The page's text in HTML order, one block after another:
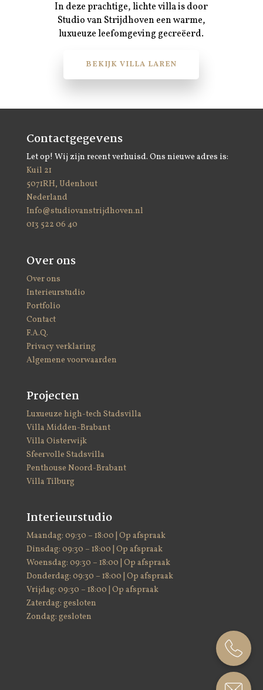
In deze prachtige, lichte villa is door
Studio van Strijdhoven een warme,
luxueuze leefomgeving gecreëerd.
BEKIJK VILLA LAREN
Contactgegevens
Let op! Wij zijn recent verhuisd. Ons nieuwe adres is:
Kuil 21
5071RH, Udenhout
Nederland
Info@studiovanstrijdhoven.nl
013 522 06 40
Over ons
Over ons
Interieurstudio
Portfolio
Contact
F.A.Q.
Privacy verklaring
Algemene voorwaarden
Projecten
Luxueuze high-tech Stadsvilla
Villa Midden-Brabant
Villa Oisterwijk
Sfeervolle Stadsvilla
Penthouse Noord-Brabant
Villa Tilburg
Interieurstudio
Maandag: 09:30 – 18:00 | Op afspraak
Dinsdag: 09:30 – 18:00 | Op afspraak
Woensdag: 09:30 – 18:00 | Op afspraak
Donderdag: 09:30 – 18:00 | Op afspraak
Vrijdag: 09:30 – 18:00 | Op afspraak
Zaterdag: gesloten
Zondag: gesloten